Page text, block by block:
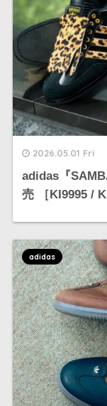
2026.05.01 Fri
adidas『
売 ［KI9995 /
adidas